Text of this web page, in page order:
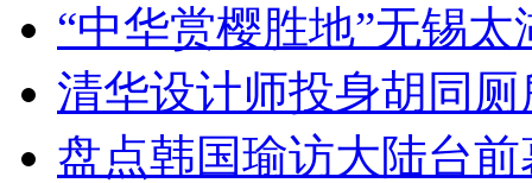
“中华赏樱胜地”无锡
清华设计师投身胡同
盘点韩国瑜访大陆台